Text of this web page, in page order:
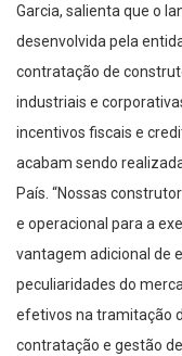
Garcia, salienta que o
desenvolvida pela
contratação de
industriais e
incentivos fiscais e
acabam sendo
País. “Nossas
e operacional para a
vantagem adicional de
peculiaridades do
efetivos na tramitação
contratação e gestão